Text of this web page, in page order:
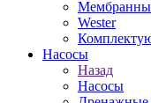
Wester
Насосы
Назад
Насосы